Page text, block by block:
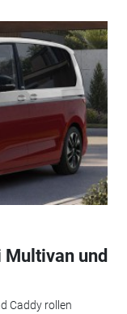
und
Caddy rollen